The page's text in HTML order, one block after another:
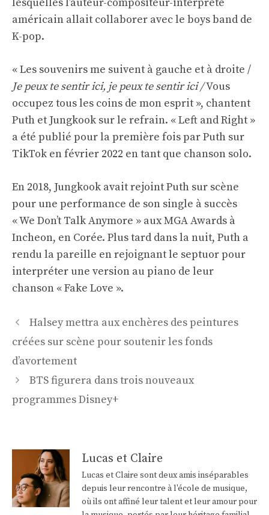
lesquelles l’auteur-compositeur-interprète
américain allait collaborer avec le boys band de
K-pop.
« Les souvenirs me suivent à gauche et à droite /
Je peux te sentir ici, je peux te sentir ici /Vous
occupez tous les coins de mon esprit », chantent
Puth et Jungkook sur le refrain. « Left and Right »
a été publié pour la première fois par Puth sur
TikTok en février 2022 en tant que chanson solo.
En 2018, Jungkook avait rejoint Puth sur scène
pour une performance de son single à succès
« We Don’t Talk Anymore » aux MGA Awards à
Incheon, en Corée. Plus tard dans la nuit, Puth a
rendu la pareille en rejoignant le septuor pour
interpréter une version au piano de leur
chanson « Fake Love ».
Navigation
des
articles
Halsey mettra aux enchères des peintures
créées sur scène pour soutenir les fonds
d’avortement
BTS figurera dans trois nouveaux
programmes Disney+
Lucas et Claire
Lucas et Claire sont deux amis inséparables
depuis leur rencontre à l'école de musique,
où ils ont affiné leur talent et leur amour pour